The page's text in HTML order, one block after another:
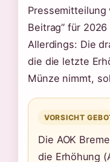
Pressemitteilung
Beitrag“ für
Allerdings: Die
die die letzte
Münze nimmt,
VORSICHT
Die AOK
die Erhöhung